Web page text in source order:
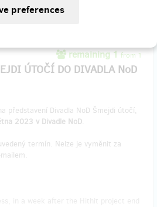
(CZK 1,200)
remaining 1from 1
ÚTOČÍ DO DIVADLA NoD
představení Divadla NoD Šmejdi útočí,
2023 v Divadle NoD.
termín. Nelze je vyměnit za